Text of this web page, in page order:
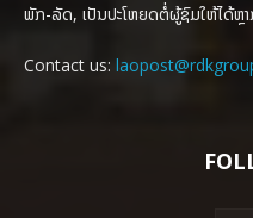
ພັກ-ລັດ, ເປັນປະໂຫຍດຕໍ່ຜູ້ຊົມໃຫ້ໄດ້ຫຼ
Contact us: